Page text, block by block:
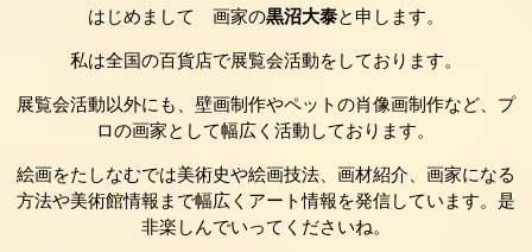
はじめまして 画家の黒沼大泰と申します。
私は全国の百貨店で展覧会活動をしております。
展覧会活動以外にも、壁画制作やペットの肖像画制作など、プ
ロの画家として幅広く活動しております。
絵画をたしなむでは美術史や絵画技法、画材紹介、画家になる
方法や美術館情報まで幅広くアート情報を発信しています。是
非楽しんでいってくださいね。